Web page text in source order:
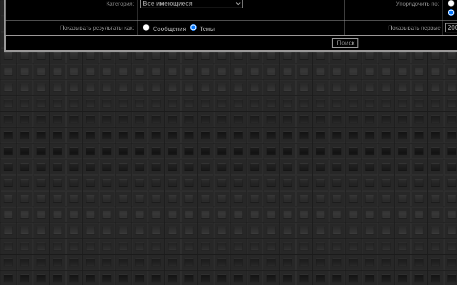
Категория: Упорядочить по:
Показывать результаты как: Сообщения Темы Показывать первые